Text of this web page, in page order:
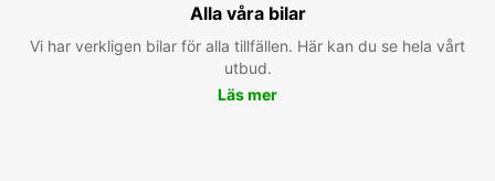
Alla våra bilar
Vi har verkligen bilar för alla tillfällen. Här kan du se hela vårt
utbud.
Läs mer